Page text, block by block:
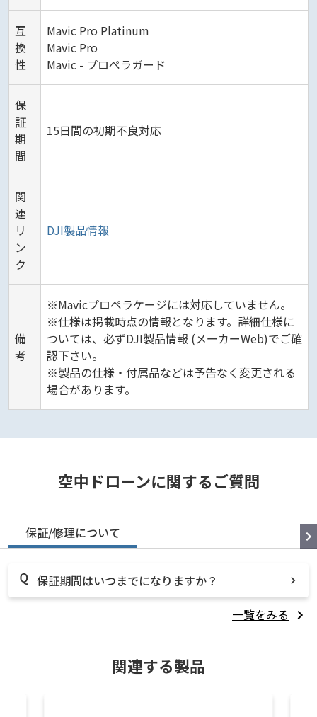
互
換
性
Mavic Pro Platinum
Mavic Pro
Mavic - プロペラガード
保
証
期
間
15日間の初期不良対応
関
連
リ
ン
ク
DJI製品情報
備
考
※Mavicプロペラケージには対応していません。
※仕様は掲載時点の情報となります。詳細仕様に
ついては、必ずDJI製品情報 (メーカーWeb)でご確
認下さい。
※製品の仕様・付属品などは予告なく変更される
場合があります。
空中ドローンに関するご質問
保証/修理について
保証期間はいつまでになりますか？
一覧をみる
関連する製品